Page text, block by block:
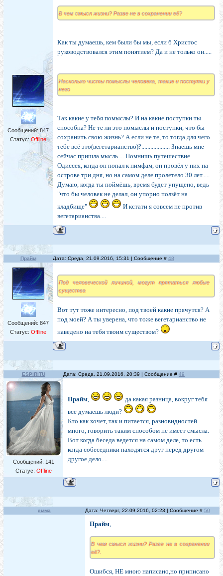
Сообщений: 847
Статус: Offline
В чем смысл жизни? Разве не в сохранении её?
Как ты думаешь, кем были бы мы, если б Христос
руководствовался этим понятием? Да и не только он.....
Насколько чисты помыслы человека, такие и поступки у
него
Так какие у тебя помыслы? И на какие поступки ты
способна? Не те ли это помыслы и поступки, что бы
сохранить свою жизнь? А если не те, то тогда для чего
тебе всё это(вегетарианство)?................... Знаешь мне
сейчас пришла мысль.... Помнишь путешествие
Одиссея, когда он попал к нимфам, он провёл у них на
острове три дня, но на самом деле пролетело 30 лет.....
Думаю, когда ты поймёшь, время будет упущено, ведь
"что бы человек не делал, он упорно ползёт на
кладбище"
И кстати я совсем не против
вегетарианства....
Прайм Дата: Среда, 21.09.2016, 15:31 | Сообщение # 48
Сообщений: 847
Статус: Offline
Под человеческой личиной, могут прятаться любые
существа
Вот тут тоже интересно, под твоей какие прячутся? А
под моей? А ты уверена, что тоже вегетарианство не
наведено на тебя твоим существом?
ESPIRITU Дата: Среда, 21.09.2016, 20:39 | Сообщение # 49
Сообщений: 141
Статус: Offline
Прайм,
да какая разница, вокруг тебя
все думаешь люди?
Кто как хочет, так и питается, разновидностей
много, говорить таким способом не имеет смысла.
Вот когда беседа ведется на самом деле, то есть
когда собеседники находятся друг перед другом
другое дело....
эмма Дата: Четверг, 22.09.2016, 02:23 | Сообщение # 50
Прайм,
В чем смысл жизни? Разве не в сохранении
её?.
Ошибся, НЕ мною написано,но приписано